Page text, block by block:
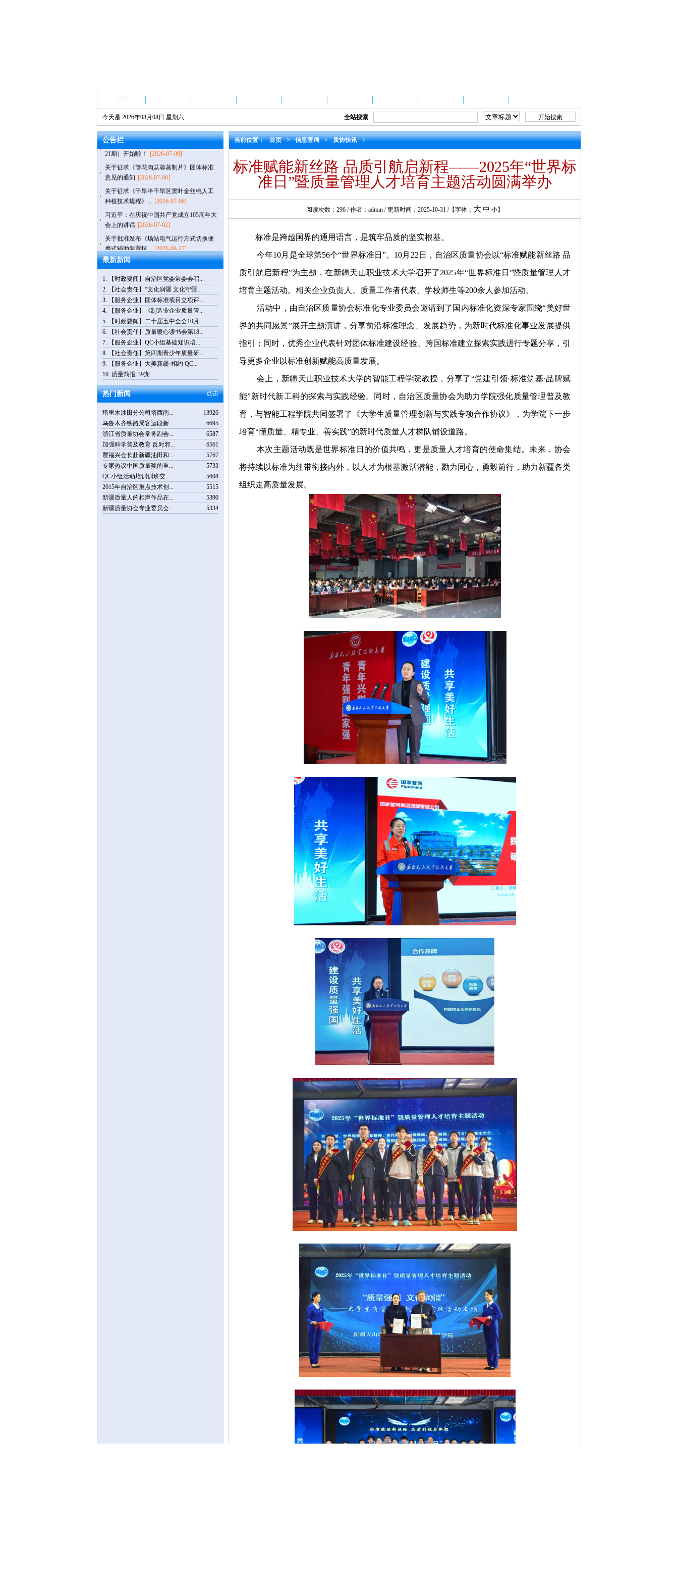
今天是 2026年08月08日 星期六 全站搜索
公告栏
【通知公告】自治区第47次质量管理小组
代表会议精彩抢... [2026-07-10]
青少年质量管理创新与实践科普活动（第
21期）开始啦！ [2026-07-09]
关于征求《管花肉苁蓉蒸制片》团体标准
意见的通知 [2026-07-06]
关于征求《干旱半干旱区贯叶金丝桃人工
种植技术规程》... [2026-07-06]
习近平：在庆祝中国共产党成立105周年大
会上的讲话 [2026-07-02]
关于批准发布《场站电气运行方式切换便
携式辅助装置技... [2026-06-17]
【通知公告】关于举办第十四届品牌故事
大赛（乌鲁木齐... [2026-05-26]
关于举办第十四届品牌故事大赛（乌鲁木
齐赛区）暨第八... [2026-04-14]
【时政要闻】习近平：树立和践行正确政
绩观 [2026-04-01]
【通知公告】倒计时5天，“3.15国际消费
者权益日”主题... [2026-03-18]
最新新闻
1.
【时政要闻】自治区党委常委会召...
2.
【社会责任】“文化润疆 文化守疆...
3.
【服务企业】团体标准项目立项评...
4.
【服务企业】《制造业企业质量管...
5.
【时政要闻】二十届五中全会10月...
6.
【社会责任】质量暖心读书会第18...
7.
【服务企业】QC小组基础知识培...
8.
【社会责任】第四期青少年质量研...
9.
【服务企业】大美新疆·相约 QC...
10. 质量简报-39期
点击
热门新闻
13926
塔里木油田分公司塔西南...
6695
乌鲁木齐铁路局客运段新...
6587
浙江省质量协会常务副会...
6561
加强科学普及教育 反对邪...
5767
贾福兴会长赴新疆油田和...
5733
专家热议中国质量奖的重...
5608
QC小组活动培训训班交...
5515
2015年自治区重点技术创...
5390
新疆质量人的相声作品在...
5334
新疆质量协会专业委员会...
当前位置： 首页 > 信息查询 > 质协快讯 >
标准赋能新丝路 品质引航启新程——2025年“世界标
准日”暨质量管理人才培育主题活动圆满举办
阅读次数： 296 / 作者：admin / 更新时间：2025-10-31 /【字体： 大 中 小】
标准是跨越国界的通用语言，是筑牢品质的坚实根基。
今年10月是全球第56个“世界标准日”。10月22日，自治区质量协会以“标准赋能新丝路 品
质引航启新程”为主题，在新疆天山职业技术大学召开了2025年“世界标准日”暨质量管理人才
培育主题活动。相关企业负责人、质量工作者代表、学校师生等200余人参加活动。
活动中，由自治区质量协会标准化专业委员会邀请到了国内标准化资深专家围绕“美好世
界的共同愿景”展开主题演讲，分享前沿标准理念、发展趋势，为新时代标准化事业发展提供
指引；同时，优秀企业代表针对团体标准建设经验、跨国标准建立探索实践进行专题分享，引
导更多企业以标准创新赋能高质量发展。
会上，新疆天山职业技术大学的智能工程学院教授，分享了“党建引领·标准筑基·品牌赋
能”新时代新工科的探索与实践经验。同时，自治区质量协会为助力学院强化质量管理普及教
育，与智能工程学院共同签署了《大学生质量管理创新与实践专项合作协议》，为学院下一步
培育“懂质量、精专业、善实践”的新时代质量人才梯队铺设道路。
本次主题活动既是世界标准日的价值共鸣，更是质量人才培育的使命集结。未来，协会
将持续以标准为纽带衔接内外，以人才为根基激活潜能，勠力同心，勇毅前行，助力新疆各类
组织走高质量发展。